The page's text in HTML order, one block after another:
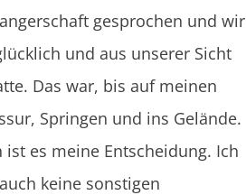
gesprochen und wir
und aus unserer Sicht
Das war, bis auf meinen
Springen und ins Gelände.
es meine Entscheidung. Ich
keine sonstigen